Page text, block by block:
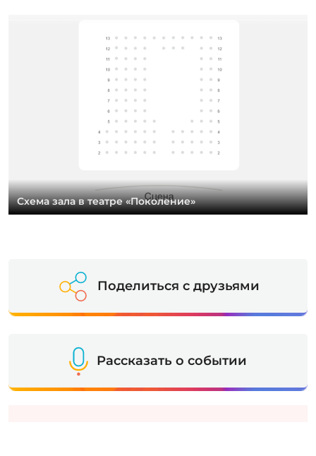
Схема зала в театре «Поколение»
Поделиться с друзьями
Рассказать о событии